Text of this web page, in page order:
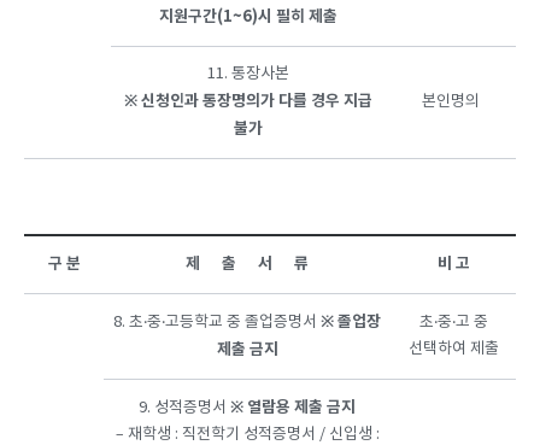
지원구간(1~6)시 필히 제출
11. 통장사본
※ 신청인과 통장명의가 다를 경우 지급
불가
본인명의
구 분 제 출 서 류 비 고
8. 초‧중‧고등학교 중 졸업증명서 ※졸업장
제출 금지
초‧중‧고 중
선택하여 제출
9. 성적증명서 ※ 열람용 제출 금지
– 재학생 : 직전학기 성적증명서 / 신입생 :